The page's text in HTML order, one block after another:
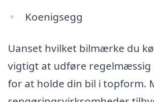
Koenigsegg
Uanset hvilket bilmærke du
vigtigt at udføre regelmæssig
for at holde din bil i topform.